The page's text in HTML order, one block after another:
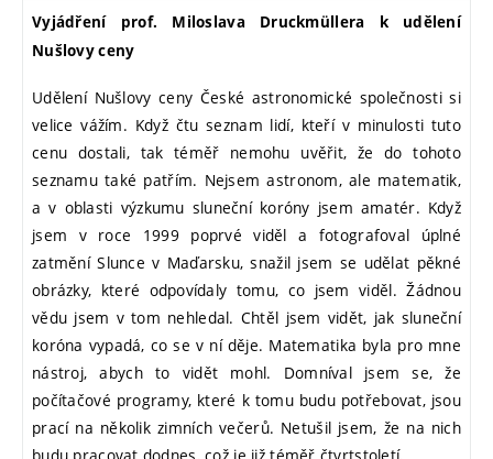
Vyjádření prof. Miloslava Druckmüllera k udělení
Nušlovy ceny
Udělení Nušlovy ceny České astronomické společnosti si
velice vážím. Když čtu seznam lidí, kteří v minulosti tuto
cenu dostali, tak téměř nemohu uvěřit, že do tohoto
seznamu také patřím. Nejsem astronom, ale matematik,
a v oblasti výzkumu sluneční koróny jsem amatér. Když
jsem v roce 1999 poprvé viděl a fotografoval úplné
zatmění Slunce v Maďarsku, snažil jsem se udělat pěkné
obrázky, které odpovídaly tomu, co jsem viděl. Žádnou
vědu jsem v tom nehledal. Chtěl jsem vidět, jak sluneční
koróna vypadá, co se v ní děje. Matematika byla pro mne
nástroj, abych to vidět mohl. Domníval jsem se, že
počítačové programy, které k tomu budu potřebovat, jsou
prací na několik zimních večerů. Netušil jsem, že na nich